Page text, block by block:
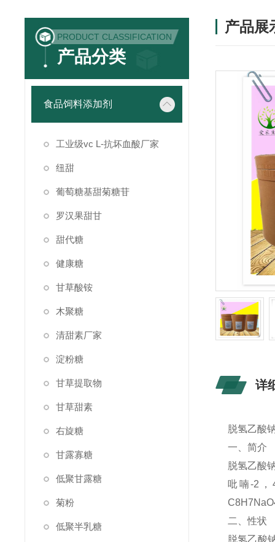
PRODUCT CLASSIFICATION
产品分类
食品饲料添加剂
工业级vc L-抗坏血酸厂家
纽甜
葡萄糖基甜菊糖苷
罗汉果甜甘
甜代糖
健康糖
甘草酸铵
木聚糖
清甜素厂家
淀粉糖
甘草提取物
甘草甜素
右旋糖
甘露寡糖
低聚甘露糖
菊粉
低聚半乳糖
产品展
详
脱氢乙酸
一、简介
脱氢乙酸
吡喃-2，
二、性状
脱氢乙酸